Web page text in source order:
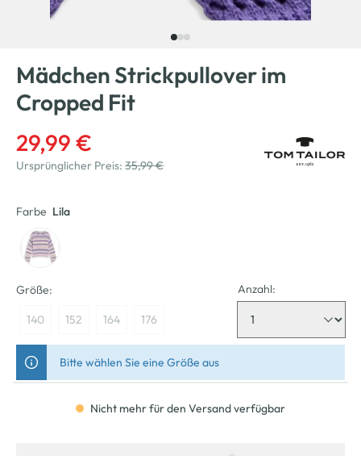
Mädchen Strickpullover im
Cropped Fit
29,99 €
Ursprünglicher Preis: 35,99 €
Farbe Lila
Größe:
140 152 164 176
Anzahl:
Bitte wählen Sie eine Größe aus
Nicht mehr für den Versand verfügbar